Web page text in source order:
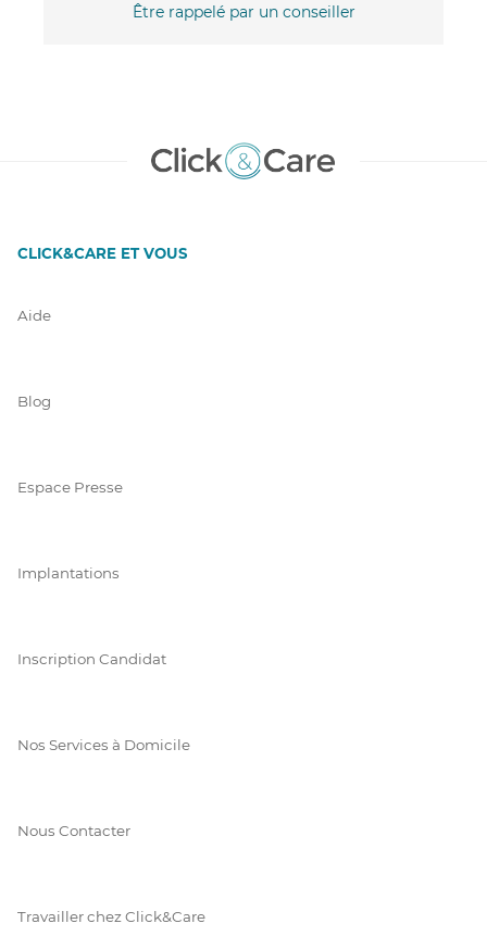
Être rappelé par un conseiller
CLICK&CARE ET VOUS
Aide
Blog
Espace Presse
Implantations
Inscription Candidat
Nos Services à Domicile
Nous Contacter
Travailler chez Click&Care